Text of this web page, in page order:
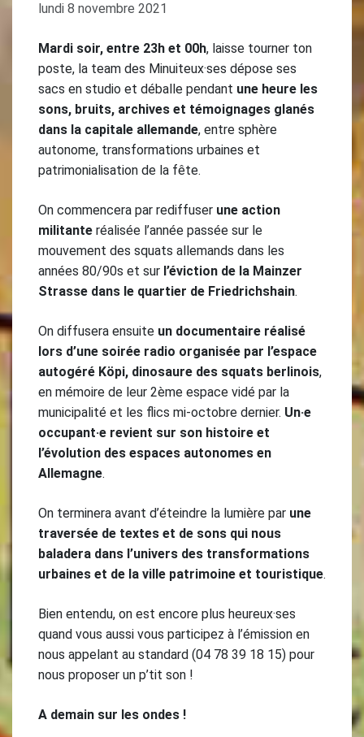
lundi 8 novembre 2021
Mardi soir, entre 23h et 00h, laisse tourner ton
poste, la team des Minuiteux·ses dépose ses
sacs en studio et déballe pendant une heure les
sons, bruits, archives et témoignages glanés
dans la capitale allemande, entre sphère
autonome, transformations urbaines et
patrimonialisation de la fête.
On commencera par rediffuser une action
militante réalisée l’année passée sur le
mouvement des squats allemands dans les
années 80/90s et sur l’éviction de la Mainzer
Strasse dans le quartier de Friedrichshain.
On diffusera ensuite un documentaire réalisé
lors d’une soirée radio organisée par l’espace
autogéré Köpi, dinosaure des squats berlinois,
en mémoire de leur 2ème espace vidé par la
municipalité et les flics mi-octobre dernier. Un·e
occupant·e revient sur son histoire et
l’évolution des espaces autonomes en
Allemagne.
On terminera avant d’éteindre la lumière par une
traversée de textes et de sons qui nous
baladera dans l’univers des transformations
urbaines et de la ville patrimoine et touristique.
Bien entendu, on est encore plus heureux·ses
quand vous aussi vous participez à l’émission en
nous appelant au standard (04 78 39 18 15) pour
nous proposer un p’tit son !
A demain sur les ondes !